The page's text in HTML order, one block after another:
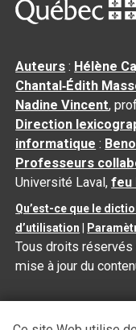
Auteurs : Hélène
Chantal‑Édith
Nadine Vincent,
Direction
informatique :
Professeurs
Université Laval,feu
Qu’est-ce que le
d’utilisation
Tous droits réservés
mise à jour du